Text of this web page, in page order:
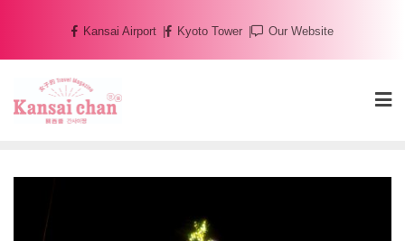
content
Kansai Airport Kyoto Tower Our Website